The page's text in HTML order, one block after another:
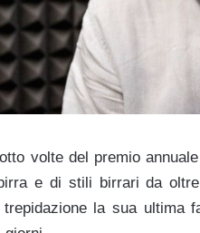
volte del premio
e di stili birrari da
la sua ultima